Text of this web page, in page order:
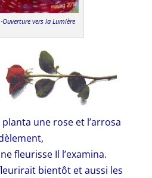
Ouverture vers la Lumière
une rose et l’arrosa
fleurisse Il l’examina.
bientôt et aussi les